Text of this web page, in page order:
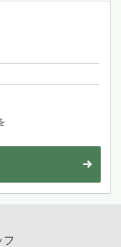
フ